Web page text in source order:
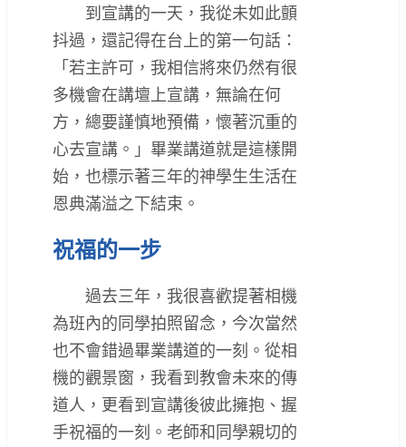
到宣講的一天，我從未如此顫
抖過，還記得在台上的第一句話：
「若主許可，我相信將來仍然有很
多機會在講壇上宣講，無論在何
方，總要謹慎地預備，懷著沉重的
心去宣講。」畢業講道就是這樣開
始，也標示著三年的神學生生活在
恩典滿溢之下結束。
祝福的一步
過去三年，我很喜歡提著相機
為班內的同學拍照留念，今次當然
也不會錯過畢業講道的一刻。從相
機的觀景窗，我看到教會未來的傳
道人，更看到宣講後彼此擁抱、握
手祝福的一刻。老師和同學親切的